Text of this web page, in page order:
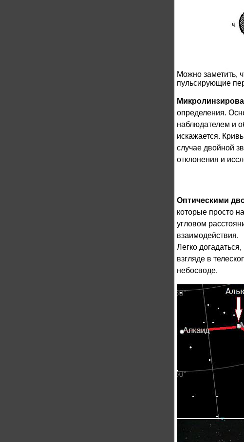
Можно заметить,
пульсирующие
определения.
наблюдателем и
искажается.
случае двойной
отклонения и
Оптическими
которые просто
угловом
взаимодействия.
Легко
взгляде в
небосводе.